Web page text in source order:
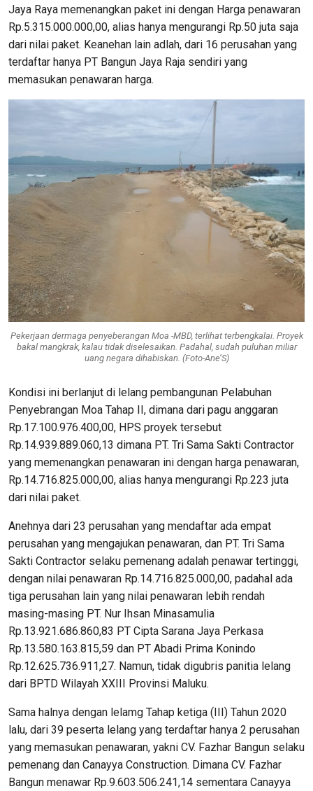
Jaya Raya memenangkan paket ini dengan Harga penawaran
Rp.5.315.000.000,00, alias hanya mengurangi Rp.50 juta saja
dari nilai paket. Keanehan lain adlah, dari 16 perusahan yang
terdaftar hanya PT Bangun Jaya Raja sendiri yang
memasukan penawaran harga.
Pekerjaan dermaga penyeberangan Moa -MBD, terlihat terbengkalai. Proyek
bakal mangkrak, kalau tidak diselesaikan. Padahal, sudah puluhan miliar
uang negara dihabiskan. (Foto-Ane’S)
Kondisi ini berlanjut di lelang pembangunan Pelabuhan
Penyebrangan Moa Tahap II, dimana dari pagu anggaran
Rp.17.100.976.400,00, HPS proyek tersebut
Rp.14.939.889.060,13 dimana PT. Tri Sama Sakti Contractor
yang memenangkan penawaran ini dengan harga penawaran,
Rp.14.716.825.000,00, alias hanya mengurangi Rp.223 juta
dari nilai paket.
Anehnya dari 23 perusahan yang mendaftar ada empat
perusahan yang mengajukan penawaran, dan PT. Tri Sama
Sakti Contractor selaku pemenang adalah penawar tertinggi,
dengan nilai penawaran Rp.14.716.825.000,00, padahal ada
tiga perusahan lain yang nilai penawaran lebih rendah
masing-masing PT. Nur Ihsan Minasamulia
Rp.13.921.686.860,83 PT Cipta Sarana Jaya Perkasa
Rp.13.580.163.815,59 dan PT Abadi Prima Konindo
Rp.12.625.736.911,27. Namun, tidak digubris panitia lelang
dari BPTD Wilayah XXIII Provinsi Maluku.
Sama halnya dengan lelamg Tahap ketiga (III) Tahun 2020
lalu, dari 39 peserta lelang yang terdaftar hanya 2 perusahan
yang memasukan penawaran, yakni CV. Fazhar Bangun selaku
pemenang dan Canayya Construction. Dimana CV. Fazhar
Bangun menawar Rp.9.603.506.241,14 sementara Canayya